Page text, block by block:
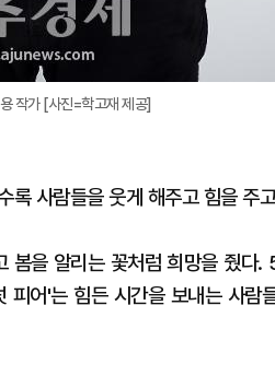
작가 [사진=학고재 제공]
록 사람들을 웃게 해주고 힘을 주
봄을 알리는 꽃처럼 희망을 줬다
어'는 힘든 시간을 보내는 사람